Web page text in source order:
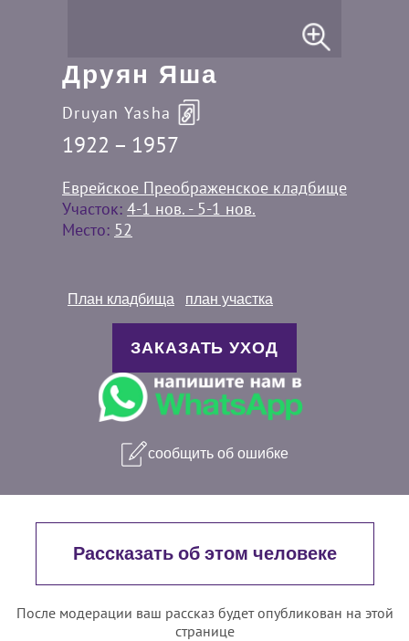
Друян Яша
Druyan Yasha
1922 – 1957
Еврейское Преображенское кладбище
Участок: 4-1 нов. - 5-1 нов.
Место: 52
План кладбища план участка
ЗАКАЗАТЬ УХОД
сообщить об ошибке
Рассказать об этом человеке
После модерации ваш рассказ будет опубликован на этой
странице